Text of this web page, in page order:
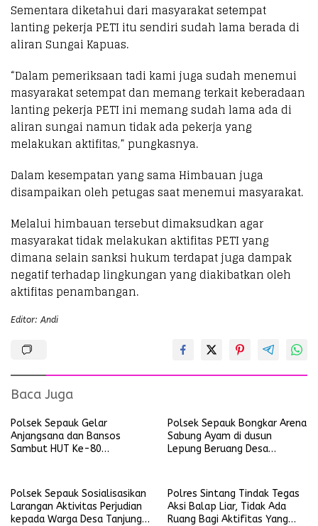
Sementara diketahui dari masyarakat setempat
lanting pekerja PETI itu sendiri sudah lama berada di
aliran Sungai Kapuas.
“Dalam pemeriksaan tadi kami juga sudah menemui
masyarakat setempat dan memang terkait keberadaan
lanting pekerja PETI ini memang sudah lama ada di
aliran sungai namun tidak ada pekerja yang
melakukan aktifitas,” pungkasnya.
Dalam kesempatan yang sama Himbauan juga
disampaikan oleh petugas saat menemui masyarakat.
Melalui himbauan tersebut dimaksudkan agar
masyarakat tidak melakukan aktifitas PETI yang
dimana selain sanksi hukum terdapat juga dampak
negatif terhadap lingkungan yang diakibatkan oleh
aktifitas penambangan.
Editor: Andi
Baca Juga
Polsek Sepauk Gelar
Anjangsana dan Bansos
Sambut HUT Ke-80
Polsek Sepauk Bongkar Arena
Sabung Ayam di dusun
Lepung Beruang Desa
Polsek Sepauk Sosialisasikan
Larangan Aktivitas Perjudian
kepada Warga Desa Tanjung
Polres Sintang Tindak Tegas
Aksi Balap Liar, Tidak Ada
Ruang Bagi Aktifitas Yang